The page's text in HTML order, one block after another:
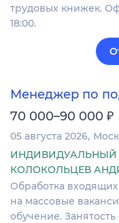
трудовых книжек.
18:00.
Менеджер по
70 000–90 000 ₽
05 августа 2026
ИНДИВИДУАЛЬНЫЙ
КОЛОКОЛЬЦЕВ
Обработка
на массовые
обучение.